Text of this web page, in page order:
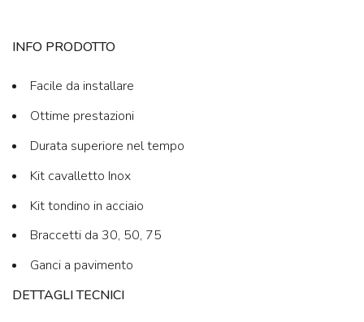
INFO PRODOTTO
Facile da installare
Ottime prestazioni
Durata superiore nel tempo
Kit cavalletto Inox
Kit tondino in acciaio
Braccetti da 30, 50, 75
Ganci a pavimento
DETTAGLI TECNICI